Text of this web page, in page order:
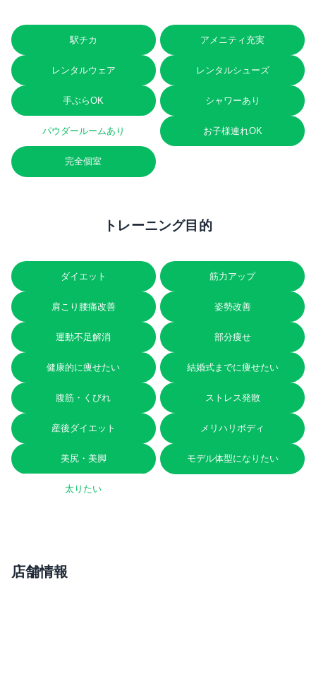
駅チカ アメニティ充実
レンタルウェア レンタルシューズ
手ぶらOK シャワーあり
パウダールームあり お子様連れOK
完全個室
トレーニング目的
ダイエット 筋力アップ
肩こり腰痛改善 姿勢改善
運動不足解消 部分痩せ
健康的に痩せたい 結婚式までに痩せたい
腹筋・くびれ ストレス発散
産後ダイエット メリハリボディ
美尻・美脚 モデル体型になりたい
太りたい
店舗情報